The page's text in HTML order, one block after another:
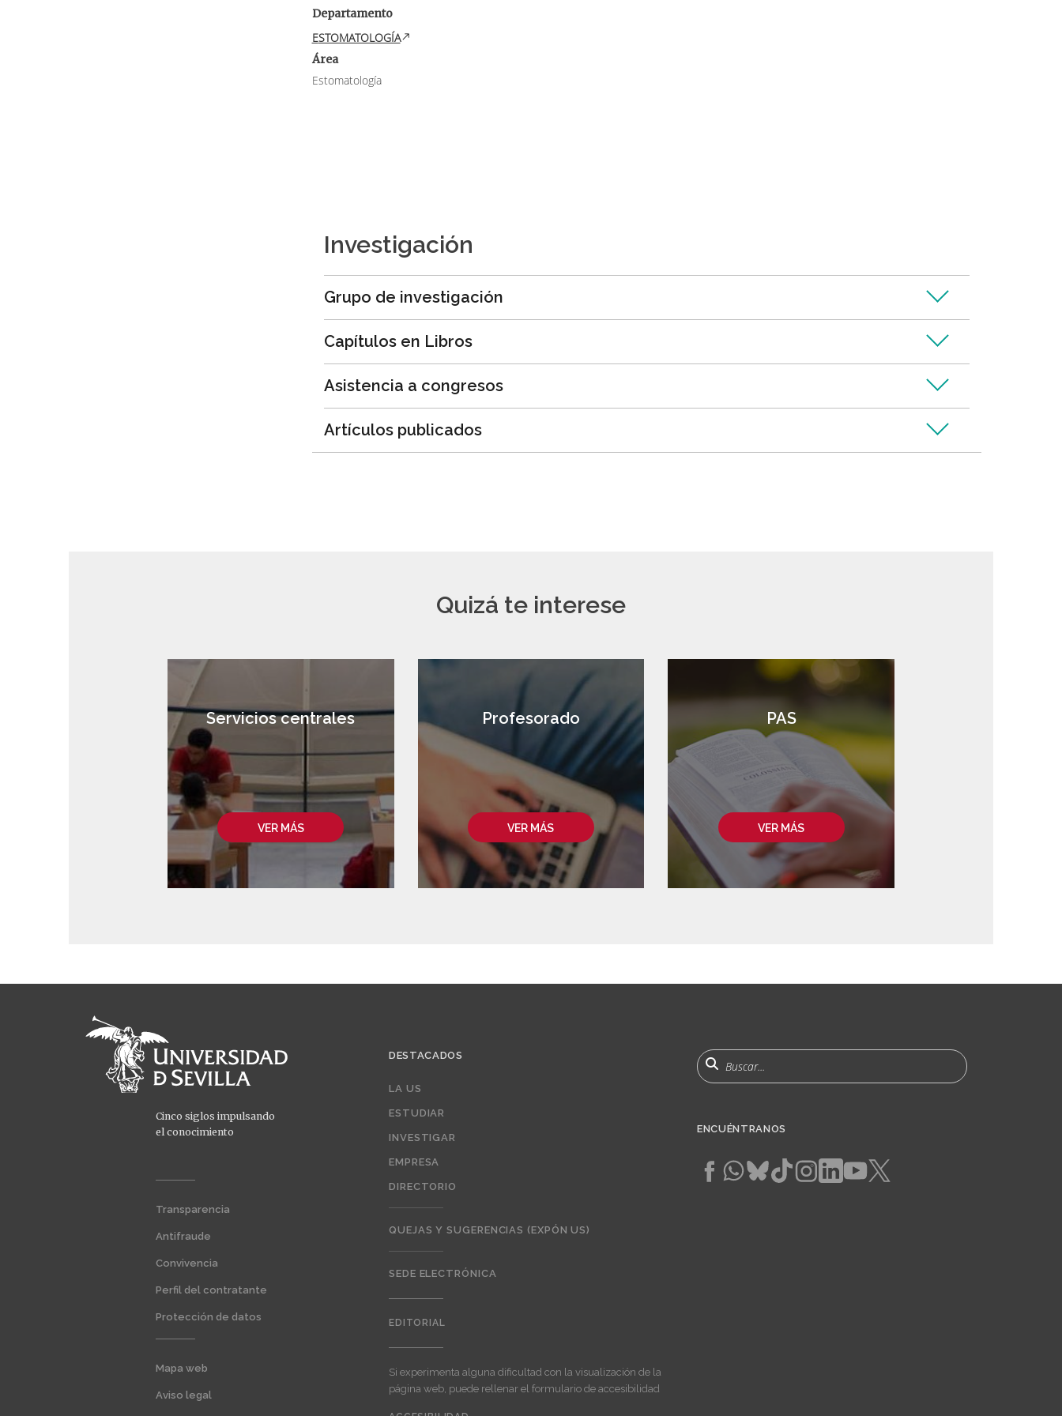
Departamento
ESTOMATOLOGÍA
Área
Estomatología
Investigación
Grupo de investigación
Capítulos en Libros
Asistencia a congresos
Artículos publicados
Quizá te interese
VER MÁS
Servicios centrales
VER MÁS
Profesorado
VER MÁS
PAS
Cinco siglos impulsando
el conocimiento
Transparencia
Antifraude
Convivencia
Perfil del contratante
Protección de datos
Mapa web
Aviso legal
DESTACADOS
LA US
ESTUDIAR
INVESTIGAR
EMPRESA
DIRECTORIO
QUEJAS Y SUGERENCIAS (EXPÓN US)
SEDE ELECTRÓNICA
EDITORIAL
Si experimenta alguna dificultad con la visualización de la
página web, puede rellenar el formulario de accesibilidad
Buscar
ENCUÉNTRANOS